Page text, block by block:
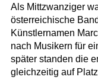
Als Mittzwanziger
österreichische
Künstlernamen
nach Musikern für
später standen die
gleichzeitig auf